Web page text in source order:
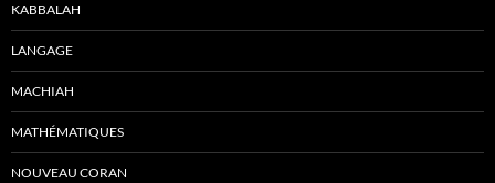
KABBALAH
LANGAGE
MACHIAH
MATHÉMATIQUES
NOUVEAU CORAN